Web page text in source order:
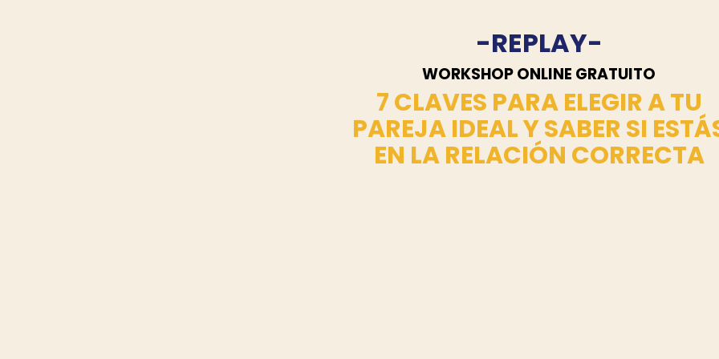
-REPLAY-
WORKSHOP ONLINE GRATUITO
7 CLAVES PARA ELEGIR A TU
PAREJA IDEAL Y SABER SI
EN LA RELACIÓN CORRECTA